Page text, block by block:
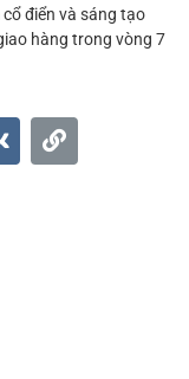
điển và sáng tạo
hàng trong vòng 7